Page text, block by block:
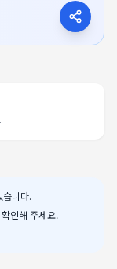
습니다.
인해 주세요.